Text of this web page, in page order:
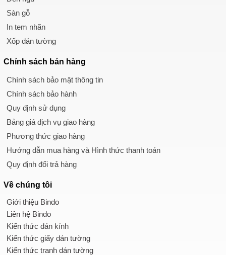
Sàn gỗ
In tem nhãn
Xốp dán tường
Chính sách bán hàng
Chính sách bảo mật thông tin
Chính sách bảo hành
Quy định sử dụng
Bảng giá dịch vụ giao hàng
Phương thức giao hàng
Hướng dẫn mua hàng và Hình thức thanh toán
Quy định đổi trả hàng
Về chúng tôi
Giới thiệu Bindo
Liên hệ Bindo
Kiến thức dán kính
Kiến thức giấy dán tường
Kiến thức tranh dán tường